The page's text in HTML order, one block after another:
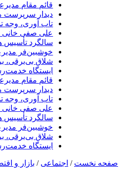
قائم مقام
دیدار سرپرست
تاب آوری، وجه
علی صفی خانی
سالگرد تأسیس
خوشبین‌فر
شلاق‌ بی‌برقی،
ایستگاه
قائم مقام
دیدار سرپرست
تاب آوری، وجه
علی صفی خانی
سالگرد تأسیس
خوشبین‌فر
شلاق‌ بی‌برقی،
ایستگاه
صفحه نخست / اجتماعی / بازار و